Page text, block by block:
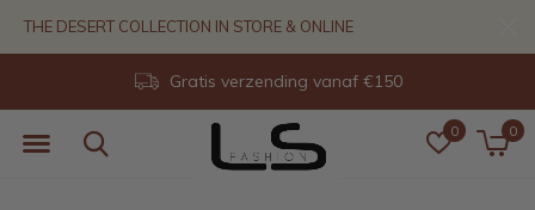
0 0
14 dagen retour
THE DESERT COLLECTION IN STORE & ONLINE